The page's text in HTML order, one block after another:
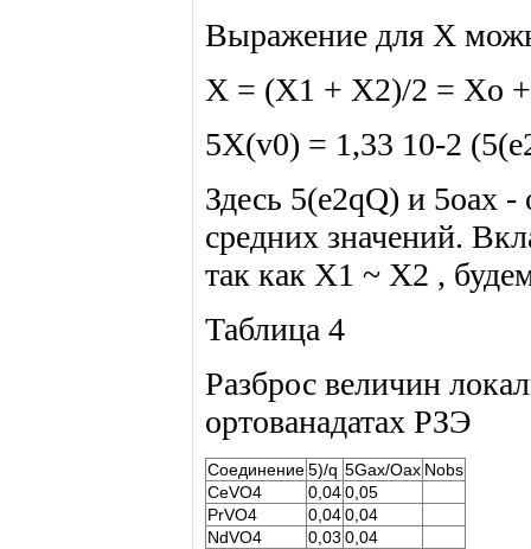
Выражение для X
X = (X1 + X2)/2 = Xo
5X(v0) = 1,33 10-2
Здесь 5(e2qQ) и 5oax
средних значений.
так как X1 ~ X2 ,
Таблица 4
Разброс величин
ортованадатах РЗЭ
Соединение5)/q 5Gax/Oax Nobs
CeVO4
0,040,05
PrVO4
0,040,04
NdVO4
0,03 0,04